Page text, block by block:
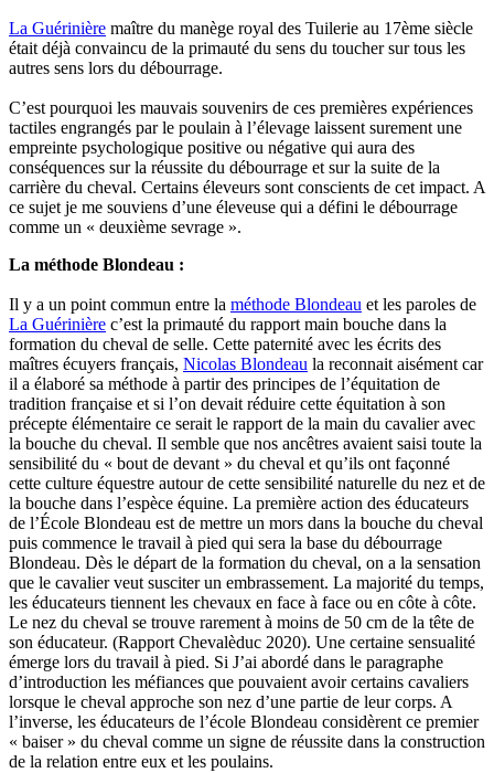
La Guérinière maître du manège royal des Tuilerie au 17ème siècle
était déjà convaincu de la primauté du sens du toucher sur tous les
autres sens lors du débourrage.
C’est pourquoi les mauvais souvenirs de ces premières expériences
tactiles engrangés par le poulain à l’élevage laissent surement une
empreinte psychologique positive ou négative qui aura des
conséquences sur la réussite du débourrage et sur la suite de la
carrière du cheval. Certains éleveurs sont conscients de cet impact. A
ce sujet je me souviens d’une éleveuse qui a défini le débourrage
comme un « deuxième sevrage ».
La méthode Blondeau :
Il y a un point commun entre la méthode Blondeau et les paroles de
La Guérinière c’est la primauté du rapport main bouche dans la
formation du cheval de selle. Cette paternité avec les écrits des
maîtres écuyers français, Nicolas Blondeau la reconnait aisément car
il a élaboré sa méthode à partir des principes de l’équitation de
tradition française et si l’on devait réduire cette équitation à son
précepte élémentaire ce serait le rapport de la main du cavalier avec
la bouche du cheval. Il semble que nos ancêtres avaient saisi toute la
sensibilité du « bout de devant » du cheval et qu’ils ont façonné
cette culture équestre autour de cette sensibilité naturelle du nez et de
la bouche dans l’espèce équine. La première action des éducateurs
de l’École Blondeau est de mettre un mors dans la bouche du cheval
puis commence le travail à pied qui sera la base du débourrage
Blondeau. Dès le départ de la formation du cheval, on a la sensation
que le cavalier veut susciter un embrassement. La majorité du temps,
les éducateurs tiennent les chevaux en face à face ou en côte à côte.
Le nez du cheval se trouve rarement à moins de 50 cm de la tête de
son éducateur. (Rapport Chevalèduc 2020). Une certaine sensualité
émerge lors du travail à pied. Si J’ai abordé dans le paragraphe
d’introduction les méfiances que pouvaient avoir certains cavaliers
lorsque le cheval approche son nez d’une partie de leur corps. A
l’inverse, les éducateurs de l’école Blondeau considèrent ce premier
« baiser » du cheval comme un signe de réussite dans la construction
de la relation entre eux et les poulains.